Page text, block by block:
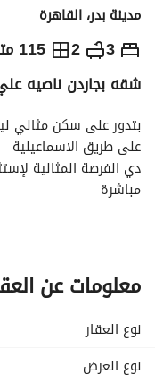
مدينة بدر، القاهرة
3
2 115 متر مربع ج.م 1,400,000
الاماكن
شقه بجاردن ناصيه
على طريق الاسماعيلية
مباشرة
مواصفات الشقة:
115م
خاصة+ جراج خاص
معلومات عن
نوع العقار
نوع العرض